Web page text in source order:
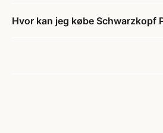
Hvor kan jeg købe Schwarzkopf